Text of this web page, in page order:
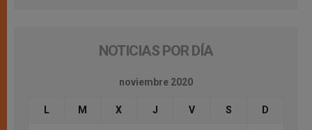
NOTICIAS POR DÍA
noviembre 2020
L M X J V S D